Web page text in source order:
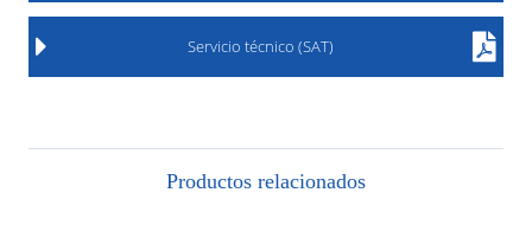
Servicio técnico (SAT)
Productos relacionados